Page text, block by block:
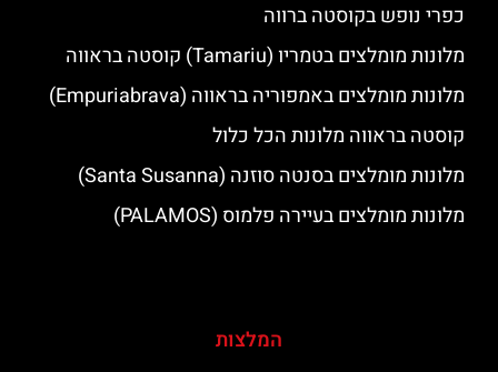
כפרי נופש בקוסטה ברווה
מלונות מומלצים בטמריו (Tamariu) קוסטה בראווה
מלונות מומלצים באמפוריה בראווה (Empuriabrava)
קוסטה בראווה מלונות הכל כלול
מלונות מומלצים בסנטה סוזנה (Santa Susanna)
מלונות מומלצים בעיירה פלמוס (PALAMOS)
המלצות